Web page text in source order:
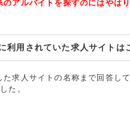
のアルバイトを探すのにはやは
利用されていた求人サイトは
た求人サイトの名称まで回答し
た。